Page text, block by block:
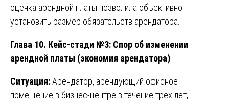
оценка арендной платы позволила объективно
установить размер обязательств арендатора.
Глава 10. Кейс-стади №3: Спор об изменении
арендной платы (экономия арендатора)
Ситуация:Арендатор, арендующий офисное
помещение в бизнес-центре в течение трех лет,